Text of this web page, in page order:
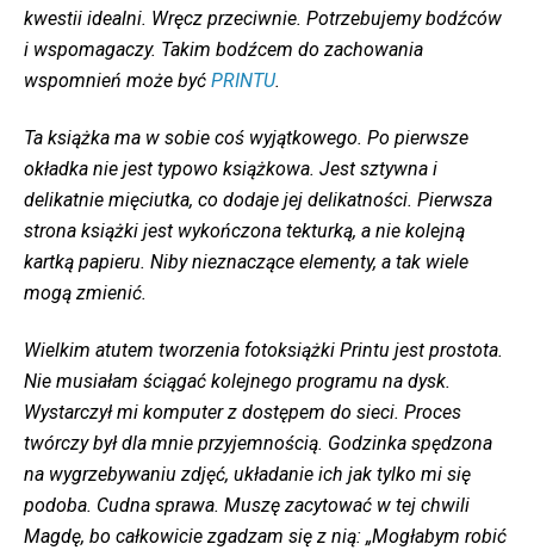
kwestii idealni. Wręcz przeciwnie. Potrzebujemy bodźców
i wspomagaczy. Takim bodźcem do zachowania
wspomnień może być PRINTU.
Ta książka ma w sobie coś wyjątkowego. Po pierwsze
okładka nie jest typowo książkowa. Jest sztywna i
delikatnie mięciutka, co dodaje jej delikatności. Pierwsza
strona książki jest wykończona tekturką, a nie kolejną
kartką papieru. Niby nieznaczące elementy, a tak wiele
mogą zmienić.
Wielkim atutem tworzenia fotoksiążki Printu jest prostota.
Nie musiałam ściągać kolejnego programu na dysk.
Wystarczył mi komputer z dostępem do sieci. Proces
twórczy był dla mnie przyjemnością. Godzinka spędzona
na wygrzebywaniu zdjęć, układanie ich jak tylko mi się
podoba. Cudna sprawa. Muszę zacytować w tej chwili
Magdę, bo całkowicie zgadzam się z nią: „Mogłabym robić